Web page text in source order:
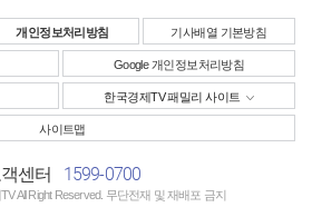
Google 개인정보처리방침